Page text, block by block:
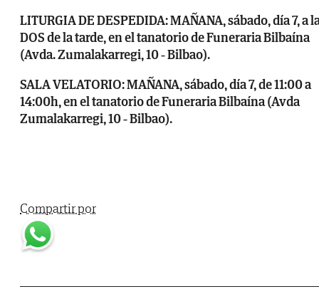
LITURGIA DE DESPEDIDA: MAÑANA, sábado, día 7, a
DOS de la tarde, en el tanatorio de Funeraria Bilbaína
(Avda. Zumalakarregi, 10 - Bilbao).
SALA VELATORIO: MAÑANA, sábado, día 7, de 11:00 a
14:00h, en el tanatorio de Funeraria Bilbaína (Avda
Zumalakarregi, 10 - Bilbao).
Compartir por